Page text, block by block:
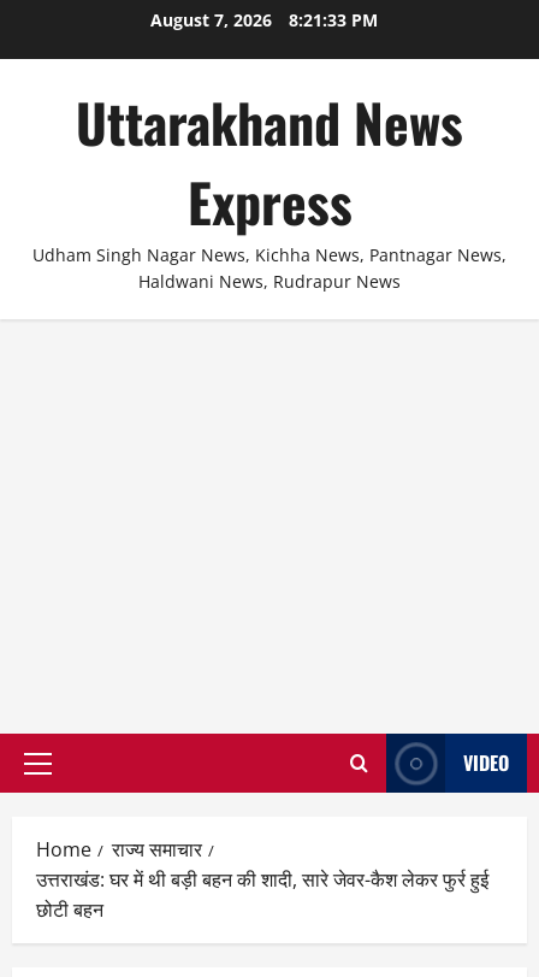
August 7, 2026 8:21:34 PM
Uttarakhand News
Express
Udham Singh Nagar News, Kichha News, Pantnagar News,
Haldwani News, Rudrapur News
Primary
VIDEO
Home
राज्य समाचार
उत्तराखंड: घर में थी बड़ी बहन की शादी, सारे जेवर-कैश लेकर फुर्र हुई
छोटी बहन